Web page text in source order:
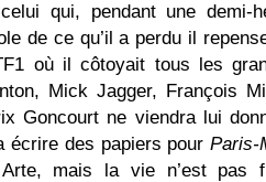
celui qui, pendant une demi-
de ce qu’il a perdu il
où il côtoyait tous les
Mick Jagger, François
Goncourt ne viendra lui
écrire des papiers pour
Arte, mais la vie n’est pas